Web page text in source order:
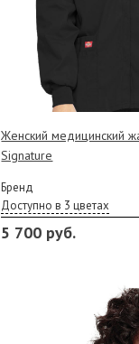
Женский медицинский
Signature
Бренд
Доступно в 3 цветах
5 700 руб.